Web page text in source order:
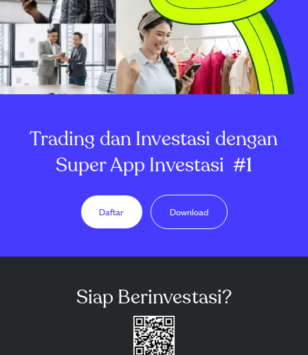
Trading dan Investasi dengan
Super App Investasi #1
Daftar Download
Siap Berinvestasi?